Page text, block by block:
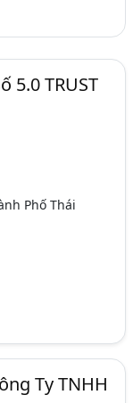
5.0 TRUST
Phố Thái
Ty TNHH